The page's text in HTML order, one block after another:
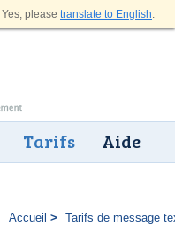
Yes, please translate to English.
Tarifs Aide
Accueil Tarifs de message